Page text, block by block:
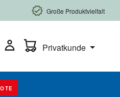
Große Produktvielfalt
Warenkorb enthält 0
Privatkunde